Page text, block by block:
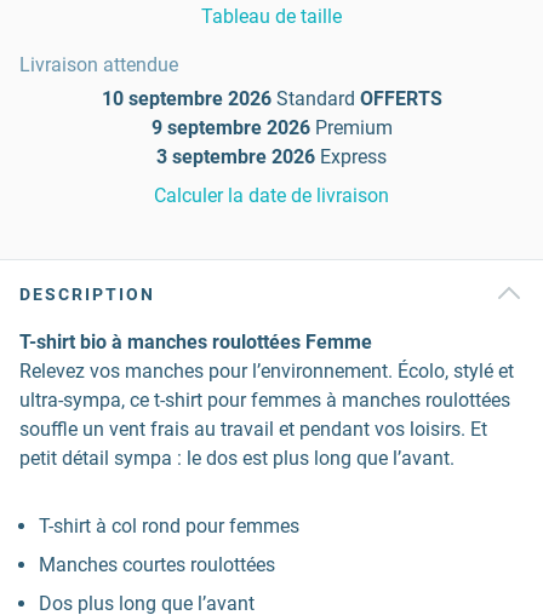
Tableau de taille
Livraison attendue
10 septembre 2026 Standard OFFERTS
9 septembre 2026 Premium
3 septembre 2026 Express
Calculer la date de livraison
DESCRIPTION
T-shirt bio à manches roulottées Femme
Relevez vos manches pour l’environnement. Écolo, stylé et
ultra-sympa, ce t-shirt pour femmes à manches roulottées
souffle un vent frais au travail et pendant vos loisirs. Et
petit détail sympa : le dos est plus long que l’avant.
T-shirt à col rond pour femmes
Manches courtes roulottées
Dos plus long que l’avant